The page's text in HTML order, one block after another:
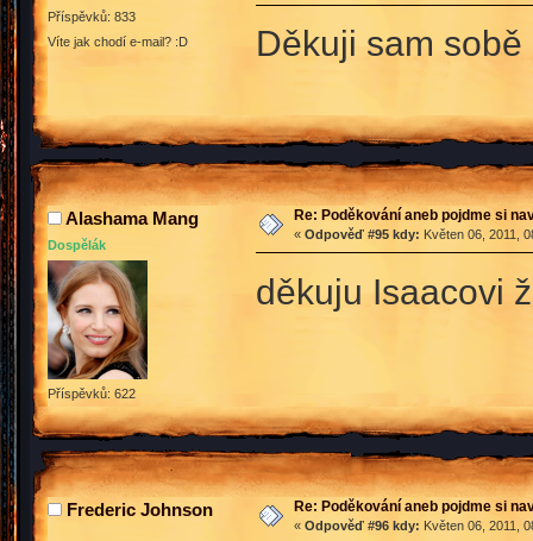
Příspěvků: 833
Víte jak chodí e-mail? :D
Děkuji sam
Alashama Mang
Dospělák
Příspěvků: 622
Re: Poděkování aneb pojdme si
« Odpověď #95 kdy: Květen 06, 2011,
děkuju Isaacovi
Frederic Johnson Re: Poděkování aneb pojdme si
« Odpověď #96 kdy: Květen 06, 2011,